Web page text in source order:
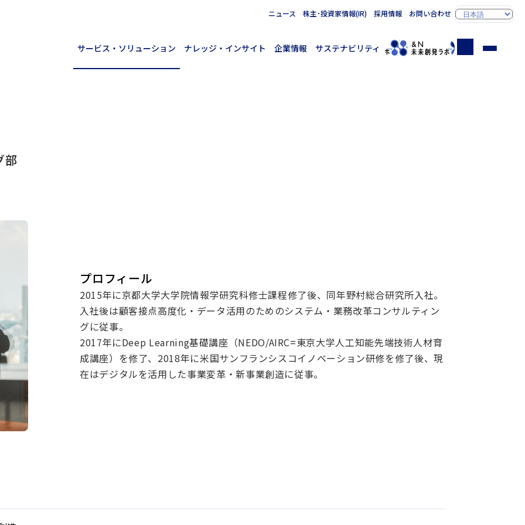
サービス・ソリューション ナレッジ・インサイト 企業情報 サステナビリティ
ニュース 株主･投資家情報(IR) 採用情報 お問い合わせ
部
プロフィール
2015年に京都大学大学院情報学研究科修士課程修了後、同年野村総合研究所入社。
入社後は顧客接点高度化・データ活用のためのシステム・業務改革コンサルティン
グに従事。
2017年にDeep Learning基礎講座（NEDO/AIRC=東京大学人工知能先端技術人材育
成講座）を修了、2018年に米国サンフランシスコイノベーション研修を修了後、現
在はデジタルを活用した事業変革・新事業創造に従事。